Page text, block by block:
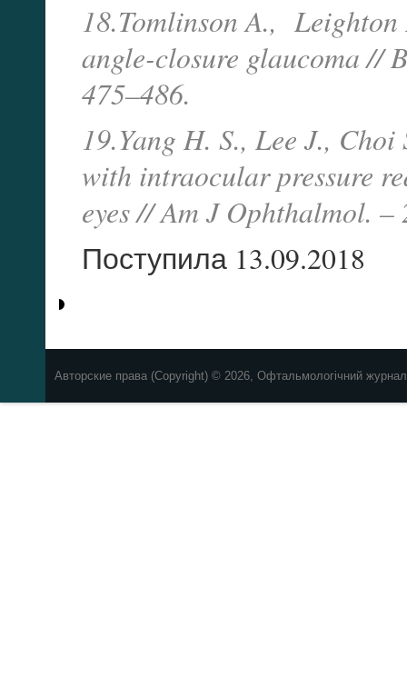
18.Tomlinson A.,
angle-closure glaucoma //
475–486.
19.Yang H. S., Lee J.,
with intraocular pressure
eyes // Am J Ophthalmol.
Поступила 13.09.2018
Авторские права (Copyright) © 2026, Офтальмологічний